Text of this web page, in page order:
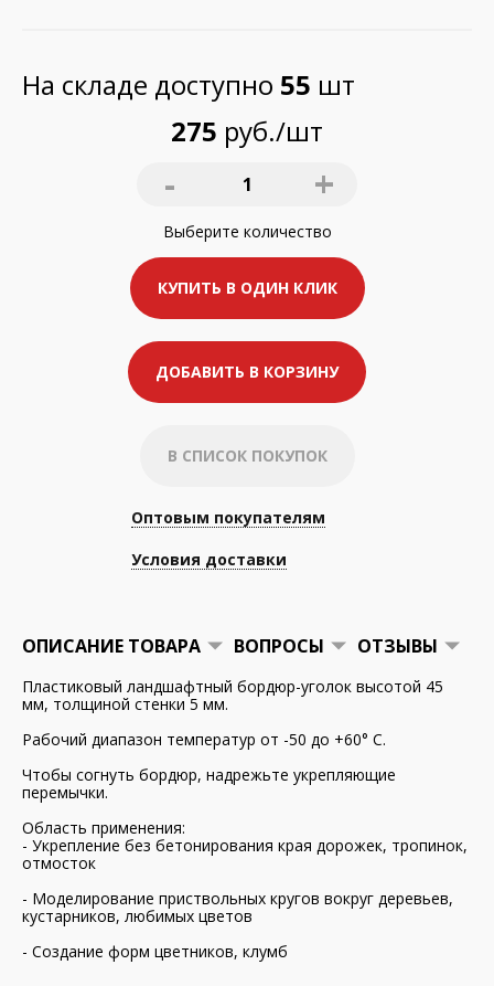
На складе доступно 55 шт
275 руб./шт
- 1 +
Выберите количество
КУПИТЬ В ОДИН КЛИК
ДОБАВИТЬ В КОРЗИНУ
В СПИСОК ПОКУПОК
Оптовым покупателям
Условия доставки
ОПИСАНИЕ ТОВАРА ВОПРОСЫ ОТЗЫВЫ
Пластиковый ландшафтный бордюр-уголок высотой 45
мм, толщиной стенки 5 мм.
Рабочий диапазон температур от -50 до +60° C.
Чтобы согнуть бордюр, надрежьте укрепляющие
перемычки.
Область применения:
- Укрепление без бетонирования края дорожек, тропинок,
отмосток
- Моделирование приствольных кругов вокруг деревьев,
кустарников, любимых цветов
- Создание форм цветников, клумб